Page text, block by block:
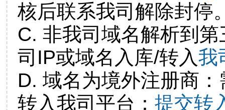
核后联系我司解除封停
C. 非我司域名解析到
司IP或域名入库/转入我
D. 域名为境外注册商
转入我司平台： 提交转